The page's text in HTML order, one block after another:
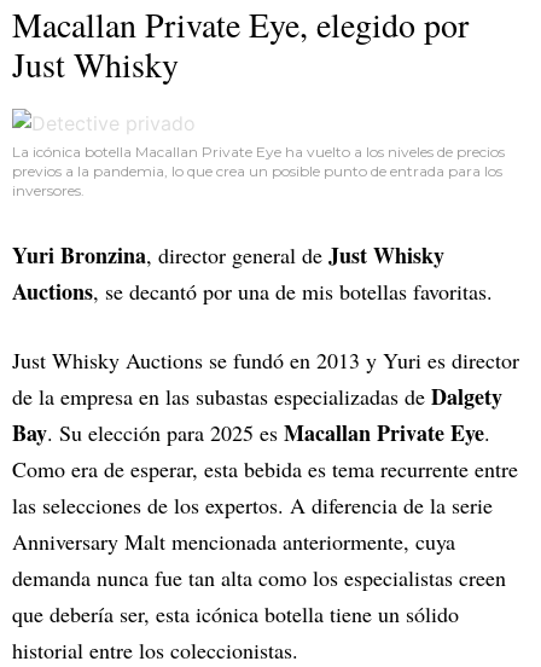
Macallan Private Eye, elegido por
Just Whisky
La icónica botella Macallan Private Eye ha vuelto a los niveles de precios
previos a la pandemia, lo que crea un posible punto de entrada para los
inversores.
Yuri Bronzina, director general de Just Whisky
Auctions, se decantó por una de mis botellas favoritas.
Just Whisky Auctions se fundó en 2013 y Yuri es director
de la empresa en las subastas especializadas de Dalgety
Bay. Su elección para 2025 es Macallan Private Eye.
Como era de esperar, esta bebida es tema recurrente entre
las selecciones de los expertos. A diferencia de la serie
Anniversary Malt mencionada anteriormente, cuya
demanda nunca fue tan alta como los especialistas creen
que debería ser, esta icónica botella tiene un sólido
historial entre los coleccionistas.